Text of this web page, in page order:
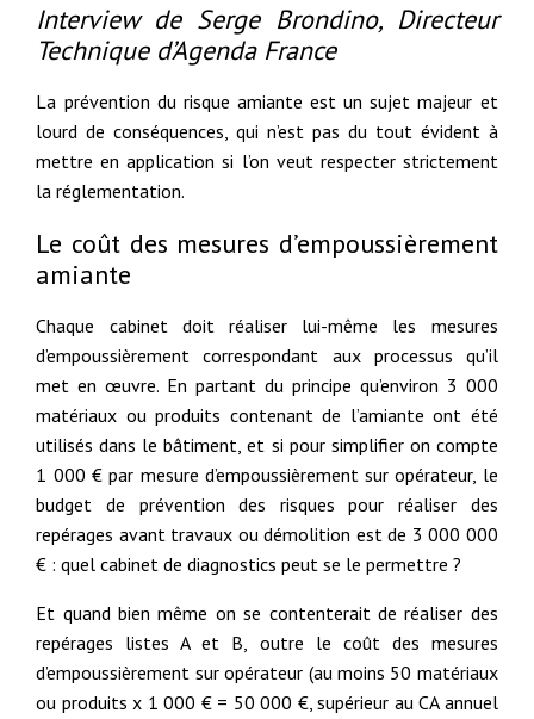
Interview de Serge Brondino, Directeur
Technique d’Agenda France
La prévention du risque amiante est un sujet majeur et
lourd de conséquences, qui n’est pas du tout évident à
mettre en application si l’on veut respecter strictement
la réglementation.
Le coût des mesures d’empoussièrement
amiante
Chaque cabinet doit réaliser lui-même les mesures
d’empoussièrement correspondant aux processus qu’il
met en œuvre. En partant du principe qu’environ 3 000
matériaux ou produits contenant de l’amiante ont été
utilisés dans le bâtiment, et si pour simplifier on compte
1 000 € par mesure d’empoussièrement sur opérateur, le
budget de prévention des risques pour réaliser des
repérages avant travaux ou démolition est de 3 000 000
€ : quel cabinet de diagnostics peut se le permettre ?
Et quand bien même on se contenterait de réaliser des
repérages listes A et B, outre le coût des mesures
d’empoussièrement sur opérateur (au moins 50 matériaux
ou produits x 1 000 € = 50 000 €, supérieur au CA annuel